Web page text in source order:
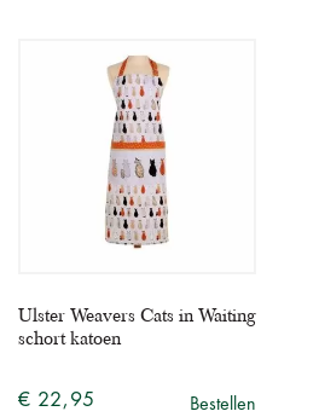
Ulster Weavers Cats in Waiting
schort katoen
€ 22,95 Bestellen